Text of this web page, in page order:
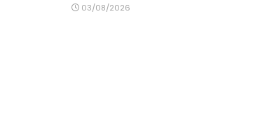
03/08/2026